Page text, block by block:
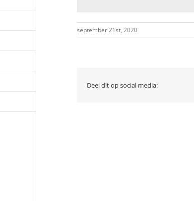
september 21st, 2020
Deel dit op social media: